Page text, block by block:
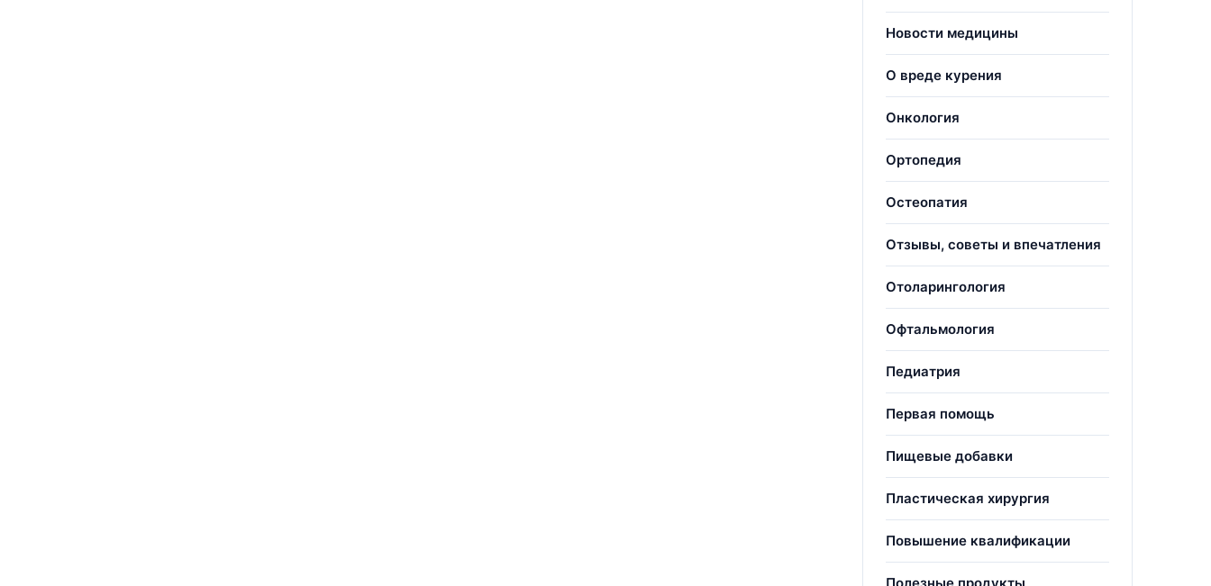
Новости медицины
О вреде курения
Онкология
Ортопедия
Остеопатия
Отзывы, советы и впечатления
Отоларингология
Офтальмология
Педиатрия
Первая помощь
Пищевые добавки
Пластическая хирургия
Повышение квалификации